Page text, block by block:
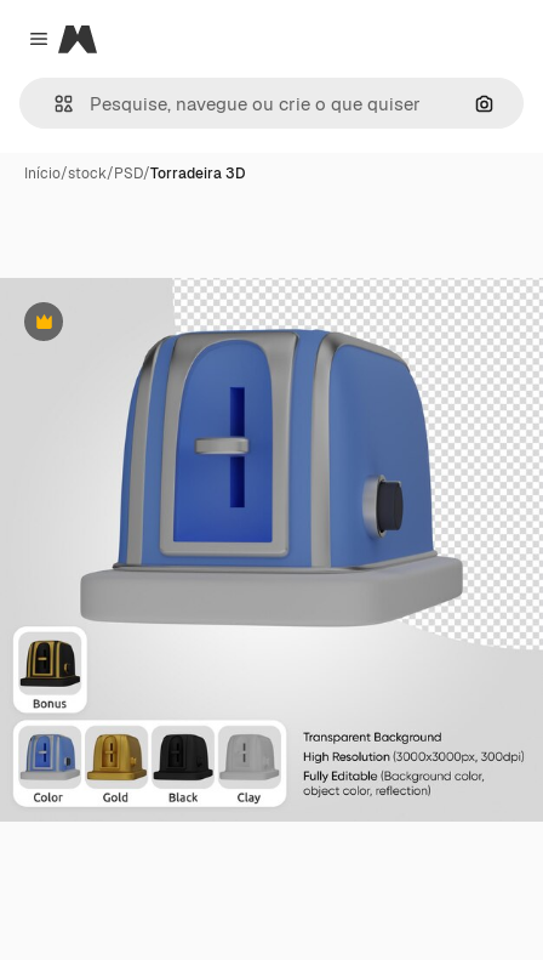
Close menu
Magnific
Início/stock/PSD/Torradeira 3D
Premium